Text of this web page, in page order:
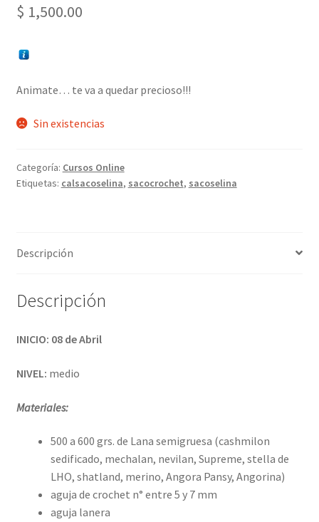
$ 1,500.00
Animate… te va a quedar precioso!!!
Sin existencias
Categoría: Cursos Online
Etiquetas: calsacoselina, sacocrochet, sacoselina
Descripción
Descripción
INICIO: 08 de Abril
NIVEL: medio
Materiales:
500 a 600 grs. de Lana semigruesa (cashmilon
sedificado, mechalan, nevilan, Supreme, stella de
LHO, shatland, merino, Angora Pansy, Angorina)
aguja de crochet n° entre 5 y 7 mm
aguja lanera